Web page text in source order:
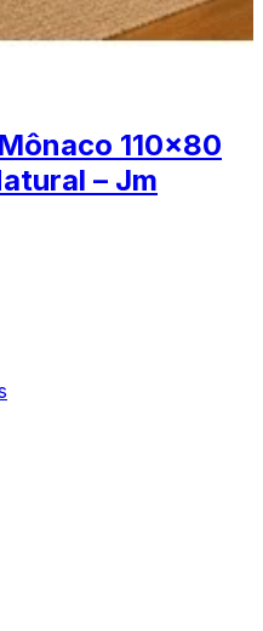
110x80
– Jm